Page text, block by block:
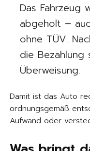
Das Fahrzeug
abgeholt –
ohne TÜV.
die
Überweisung.
Damit ist das Auto
ordnungsgemäß
Aufwand oder